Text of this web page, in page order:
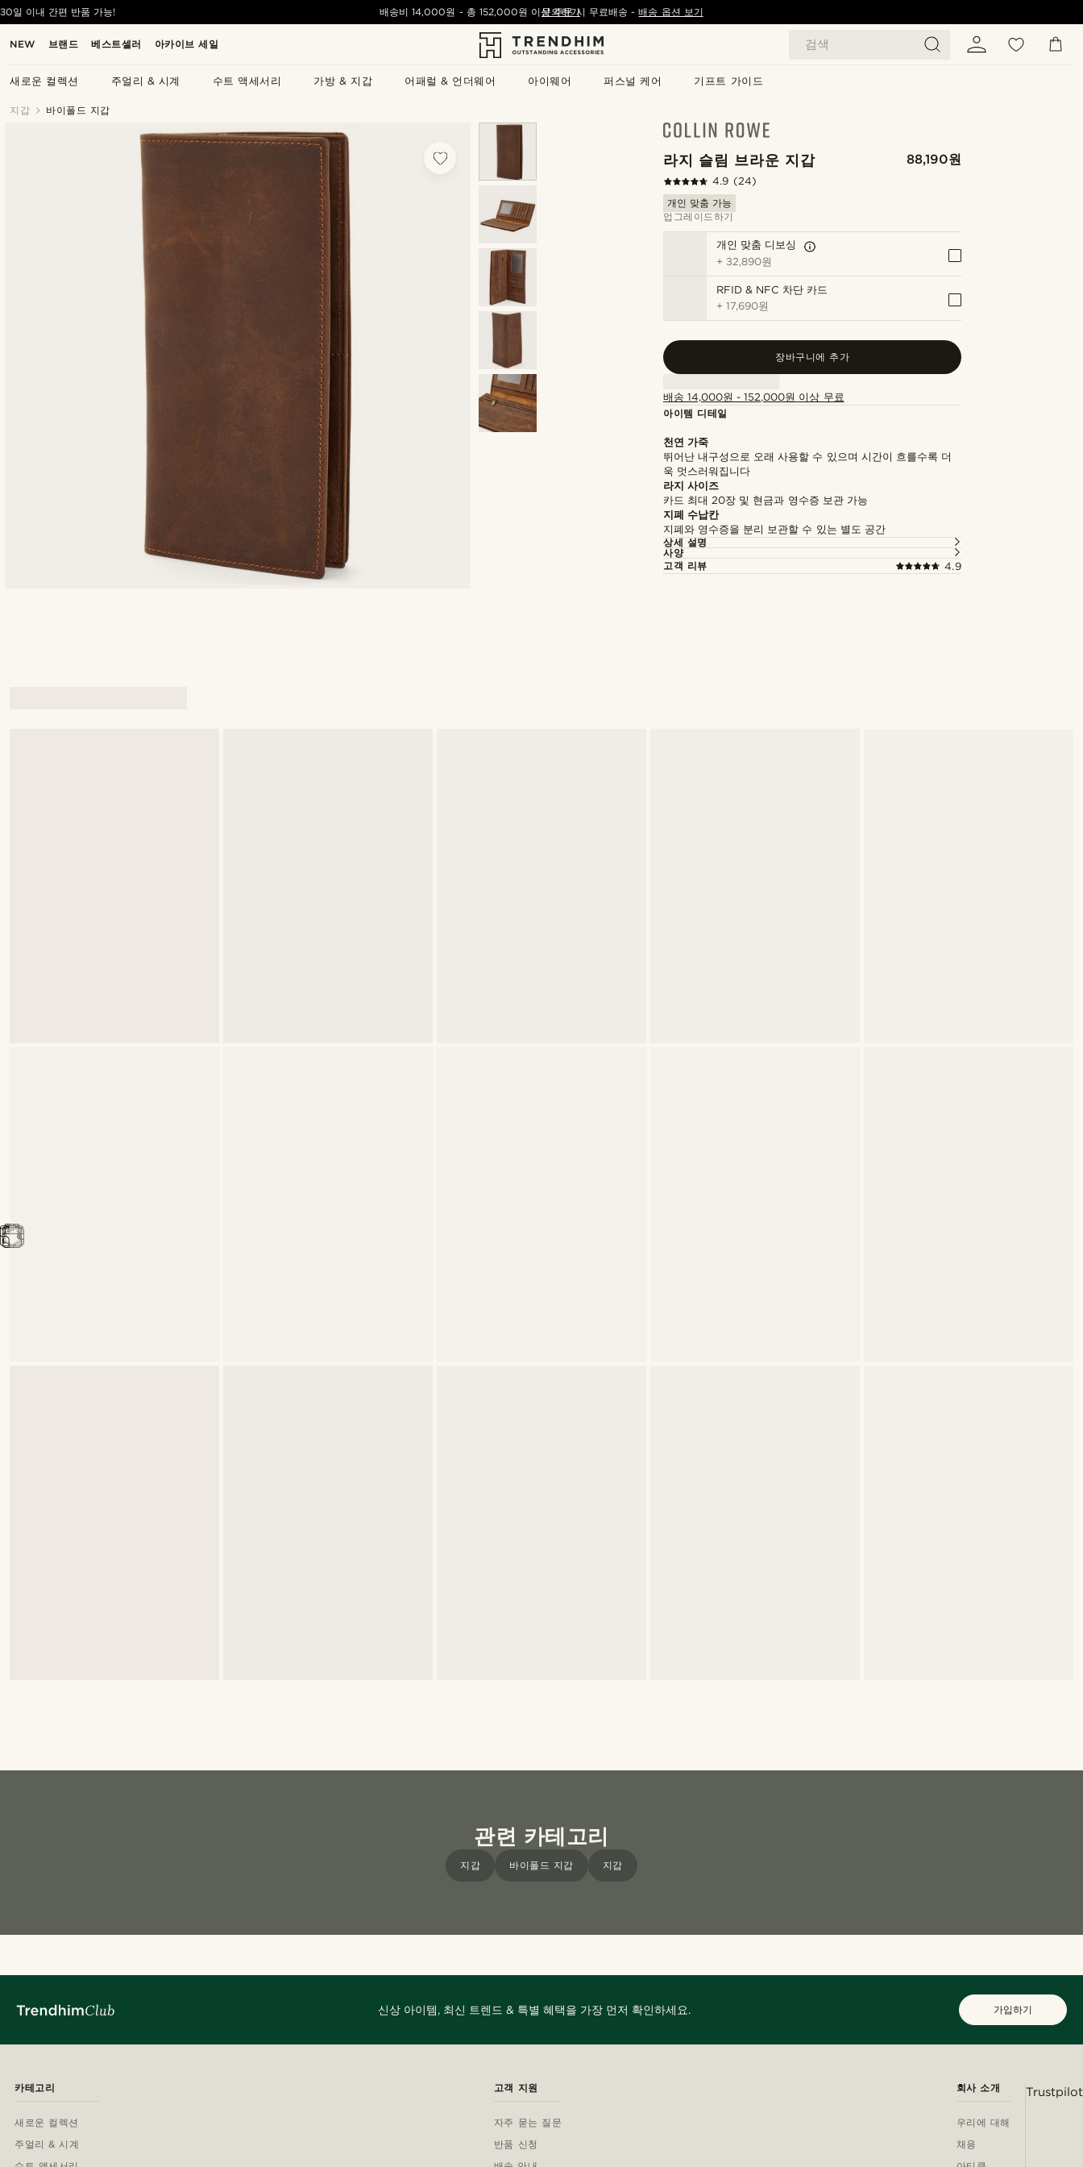
NEW 브랜드 베스트셀러 아카이브 세일 검색
새로운 컬렉션 주얼리 & 시계 수트 액세서리 가방 & 지갑 어패럴 & 언더웨어 아이웨어 퍼스널 케어 기프트 가이드
30일 이내 간편 반품 가능! 배송비14,000원 - 총 152,000원 이상 주문 시 무료배송- 배송 옵션 보기
문의하기
지갑 바이폴드 지갑
라지 슬림 브라운 지갑 88,190원
4.9 (24)
개인 맞춤 가능
업그레이드하기
개인 맞춤 디보싱
+ 32,890원
RFID & NFC 차단 카드
+17,690원
장바구니에 추가
배송 14,000원 - 152,000원 이상 무료
아이템 디테일
천연 가죽
뛰어난 내구성으로 오래 사용할 수 있으며 시간이 흐를수록 더
욱 멋스러워집니다
라지 사이즈
카드 최대 20장 및 현금과 영수증 보관 가능
지폐 수납칸
지폐와 영수증을 분리 보관할 수 있는 별도 공간
상세 설명
사양
고객 리뷰
4.9
관련 카테고리
지갑 바이폴드 지갑 지갑
신상 아이템, 최신 트렌드 & 특별 혜택을 가장 먼저 확인하세요. 가입하기
카테고리
새로운 컬렉션
주얼리 & 시계
고객 지원
자주 묻는 질문
반품 신청
회사 소개
우리에 대해
채용
Trustpilot